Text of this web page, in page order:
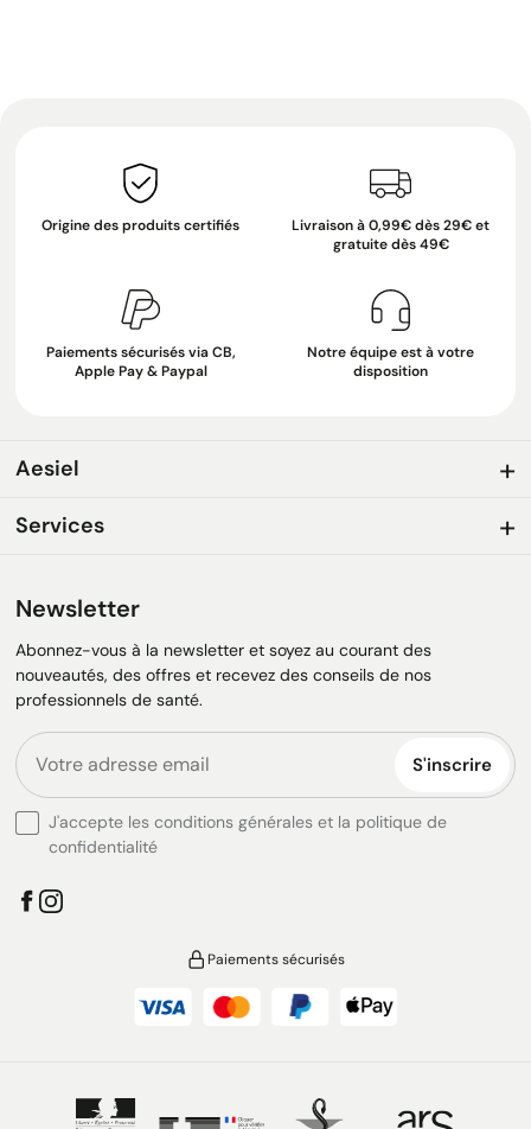
Origine des produits certifiés
Livraison à 0,99€ dès 29€ et
gratuite dès 49€
Paiements sécurisés via CB,
Apple Pay & Paypal
Notre équipe est à votre
disposition
Aesiel
Services
Newsletter
Abonnez-vous à la newsletter et soyez au courant des
nouveautés, des offres et recevez des conseils de nos
professionnels de santé.
S'inscrire
J'accepte les conditions générales et la politique de
confidentialité
Paiements sécurisés